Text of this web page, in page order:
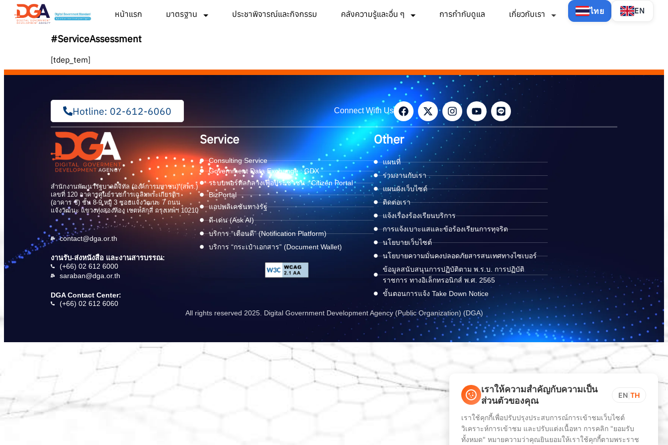
หน้าแรก มาตรฐาน ประชาพิจารณ์และกิจกรรม คลังความรู้และอื่น ๆ การกำกับดูแล เกี่ยวกับเรา ไทย EN
#ServiceAssessment
[tdep_tem]
Hotline: 02-612-6060 Connect With Us
สำนักงานพัฒนารัฐบาลดิจิทัล (องค์การมหาชน) (สพร.)
เลขที่ 120 อาคารศูนย์ราชการเฉลิมพระเกียรติฯ
(อาคาร ซี) ชั้น 8-9 หมู่ 3 ซอยแจ้งวัฒนะ 7 ถนน
แจ้งวัฒนะ แขวงทุ่งสองห้อง เขตหลักสี่ กรุงเทพฯ 10210
contact@dga.or.th
งานรับ-ส่งหนังสือ และงานสารบรรณ:
(+66) 02 612 6000
saraban@dga.or.th
DGA Contact Center:
(+66) 02 612 6060
Service
Consulting Service
Government Data Exchange : GDX
ระบบพอร์ทัลกลางเพื่อประชาชน : Citizen Portal
BizPortal
แอปพลิเคชันทางรัฐ
ดี-เด่น (Ask AI)
บริการ “เตือนดี” (Notification Platform)
บริการ “กระเป๋าเอกสาร” (Document Wallet)
Other
แผนที่
ร่วมงานกับเรา
แผนผังเว็บไซต์
ติดต่อเรา
แจ้งเรื่องร้องเรียนบริการ
การแจ้งเบาะแสและข้อร้องเรียนการทุจริต
นโยบายเว็บไซต์
นโยบายความมั่นคงปลอดภัยสารสนเทศทางไซเบอร์
ข้อมูลสนับสนุนการปฏิบัติตาม พ.ร.บ. การปฏิบัติ
ราชการ ทางอิเล็กทรอนิกส์ พ.ศ. 2565
ขั้นตอนการแจ้ง Take Down Notice
All rights reserved 2025. Digital Government Development Agency (Public Organization) (DGA)
เราให้ความสำคัญกับความเป็น
ส่วนตัวของคุณ
EN TH
เราใช้คุกกี้เพื่อปรับปรุงประสบการณ์การเข้าชมเว็บไซต์
วิเคราะห์การเข้าชม และปรับแต่งเนื้อหา การคลิก "ยอมรับ
ทั้งหมด" หมายความว่าคุณยินยอมให้เราใช้คุกกี้ตามพระราช